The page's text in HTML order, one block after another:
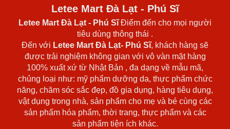
Letee Mart Đà Lạt - Phú Sĩ
Letee Mart Đà Lạt - Phú SĩĐiểm đến cho mọi người
tiêu dùng thông thái .
Đến với Letee Mart Đà Lạt- Phú Sĩ, khách hàng sẽ
được trải nghiệm không gian với vô vàn mặt hàng
100% xuất xứ từ Nhật Bản , đa dạng về mẫu mã,
chủng loại như: mỹ phẩm dưỡng da, thực phẩm chức
năng, chăm sóc sắc đẹp, đồ gia dụng, hàng tiêu dụng,
vật dụng trong nhà, sản phẩm cho mẹ và bé cùng các
sản phẩm hóa phẩm, thời trang, thực phẩm và các
sản phẩm tiện ích khác.